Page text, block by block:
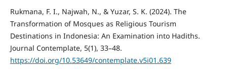
Rukmana, F. I., Najwah, N., & Yuzar, S. K. (2024). The
Transformation of Mosques as Religious Tourism
Destinations in Indonesia: An Examination into Hadiths.
Journal Contemplate, 5(1), 33–48.
https://doi.org/10.53649/contemplate.v5i01.639